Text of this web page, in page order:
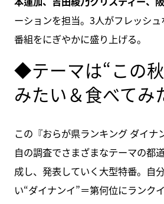
ーションを担当。3人がフレッシュ
番組をにぎやかに盛り上げる。
◆テーマは“この
みたい＆食べてみ
この『おらが県ランキング ダイナ
自の調査でさまざまなテーマの都
成し、発表していく大型特番。自
い“ダイナンイ”＝第何位にランク